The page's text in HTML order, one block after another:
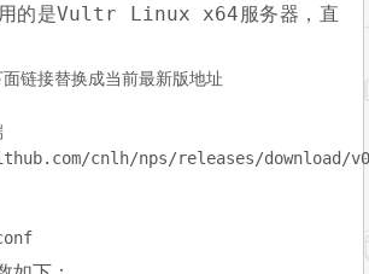
的是Vultr Linux x64 服务器，直
链接替换成当前最新版地址